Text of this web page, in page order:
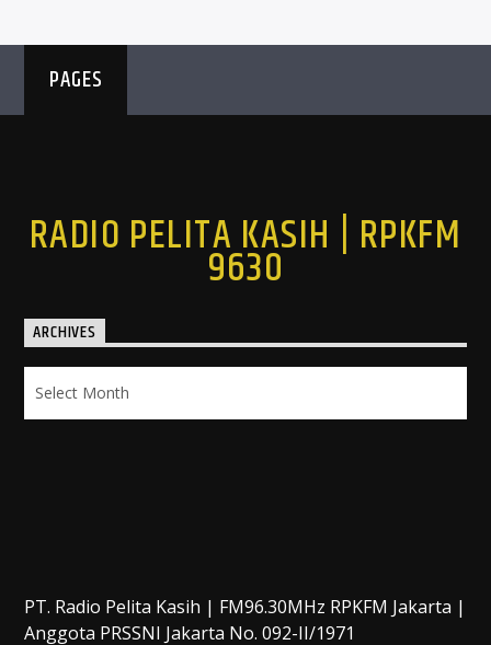
PAGES
RADIO PELITA KASIH | RPKFM
9630
ARCHIVES
PT. Radio Pelita Kasih | FM96.30MHz RPKFM Jakarta |
Anggota PRSSNI Jakarta No. 092-II/1971